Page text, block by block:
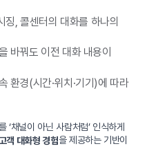
징, 콜센터의 대화를 하나의
바꿔도 이전 대화 내용이
환경(시간·위치·기기)에 따라
‘채널이 아닌 사람처럼’ 인식하게
객 대화형 경험을 제공하는 기반이